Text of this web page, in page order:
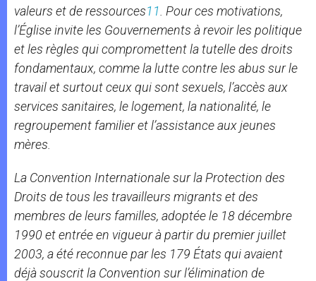
valeurs et de ressources11 . Pour ces motivations,
l’Église invite les Gouvernements à revoir les politique
et les règles qui compromettent la tutelle des droits
fondamentaux, comme la lutte contre les abus sur le
travail et surtout ceux qui sont sexuels, l’accès aux
services sanitaires, le logement, la nationalité, le
regroupement familier et l’assistance aux jeunes
mères.
La Convention Internationale sur la Protection des
Droits de tous les travailleurs migrants et des
membres de leurs familles, adoptée le 18 décembre
1990 et entrée en vigueur à partir du premier juillet
2003, a été reconnue par les 179 États qui avaient
déjà souscrit la Convention sur l’élimination de